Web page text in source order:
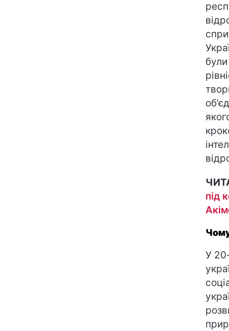
під
У